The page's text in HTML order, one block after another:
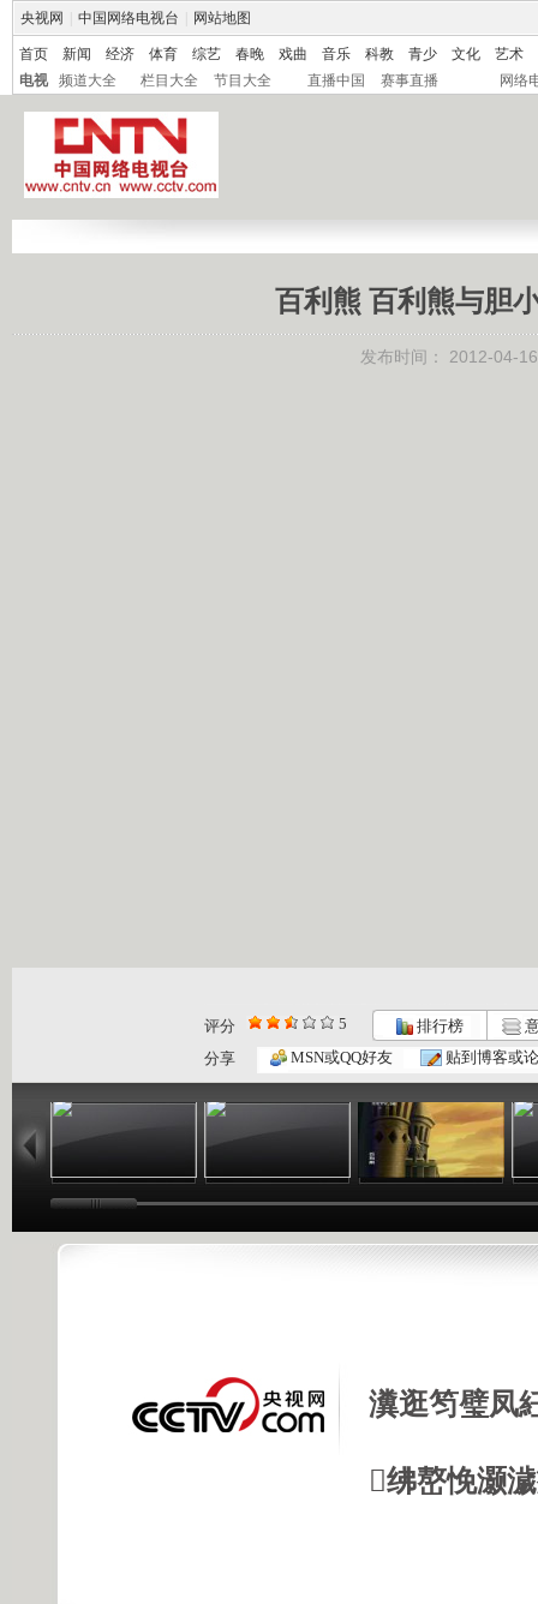
央视网 中国网络电视台 网站地图
首页 新闻 经济 体育 综艺 春晚 戏曲 音乐 科教 青少 文化
艺术
电视
频道大全 栏目大全 节目大全 直播中国 赛事直播 网络
百利熊 百利熊与胆
发布时间： 2012-04-
评分 5 排行榜
分享
MSN或QQ好友 贴到博客或
14:24
百利熊2 ...
14:09
百利熊3 ...
13:13
瀵逛笉璧凤
绋嶅悗灏